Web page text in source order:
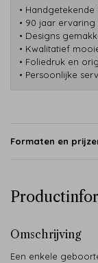
• Handgetekende
• 90 jaar ervaring
• Designs
• Kwalitatief
• Foliedruk en
• Persoonlijke
Formaten en
Omschrijving
Een enkele